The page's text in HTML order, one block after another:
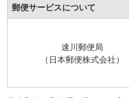
郵便サービスについて
速川郵便局
（日本郵便株式会社）